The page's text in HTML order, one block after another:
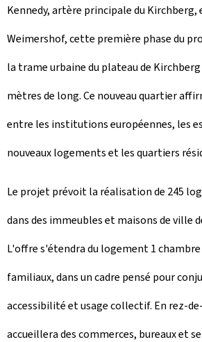
Kennedy, artère principale du Kirchberg,
Weimershof, cette première phase du
la trame urbaine du plateau de Kirchberg
mètres de long. Ce nouveau quartier
entre les institutions européennes, les
nouveaux logements et les quartiers
Le projet prévoit la réalisation de 245
dans des immeubles et maisons de ville
L'offre s'étendra du logement 1
familiaux, dans un cadre pensé pour
accessibilité et usage collectif. En rez-
accueillera des commerces, bureaux et